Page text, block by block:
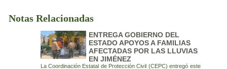
Notas Relacionadas
ENTREGA GOBIERNO DEL
ESTADO APOYOS A FAMILIAS
AFECTADAS POR LAS LLUVIAS
EN JIMÉNEZ
La Coordinación Estatal de Protección Civil (CEPC) entregó este